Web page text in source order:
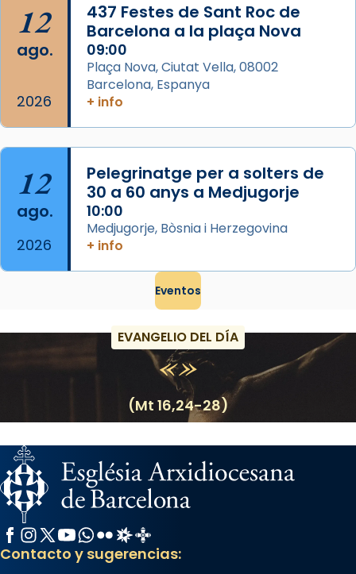
Foto
View on Facebook · Share
12
ago.
2026
437 Festes de Sant Roc de
Barcelona a la plaça Nova
09:00
Plaça Nova, Ciutat Vella, 08002
Barcelona, Espanya
+ info
12
ago.
2026
Pelegrinatge per a solters de
30 a 60 anys a Medjugorje
10:00
Medjugorje, Bòsnia i Herzegovina
+ info
Eventos
EVANGELIO DEL DÍA
(Mt 16,24-28)
Facebook
Instagram
X / Twitter
YouTube
WhatsApp
FlickrRadio Estel
Catalunya Cristiana
Contacto y sugerencias: